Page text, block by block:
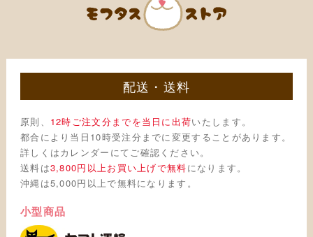
配送・送料
原則、 12時ご注文分までを当日に出荷いたします。
都合により当日10時受注分までに変更することがあります。
詳しくはカレンダーにてご確認ください。
送料は3,800円以上お買い上げで無料になります。
沖縄は5,000円以上で無料になります。
小型商品